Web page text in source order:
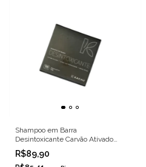
Shampoo em Barra
Desintoxicante Carvão Ativado
Argila Preta e Algapur 70g
R$89,90